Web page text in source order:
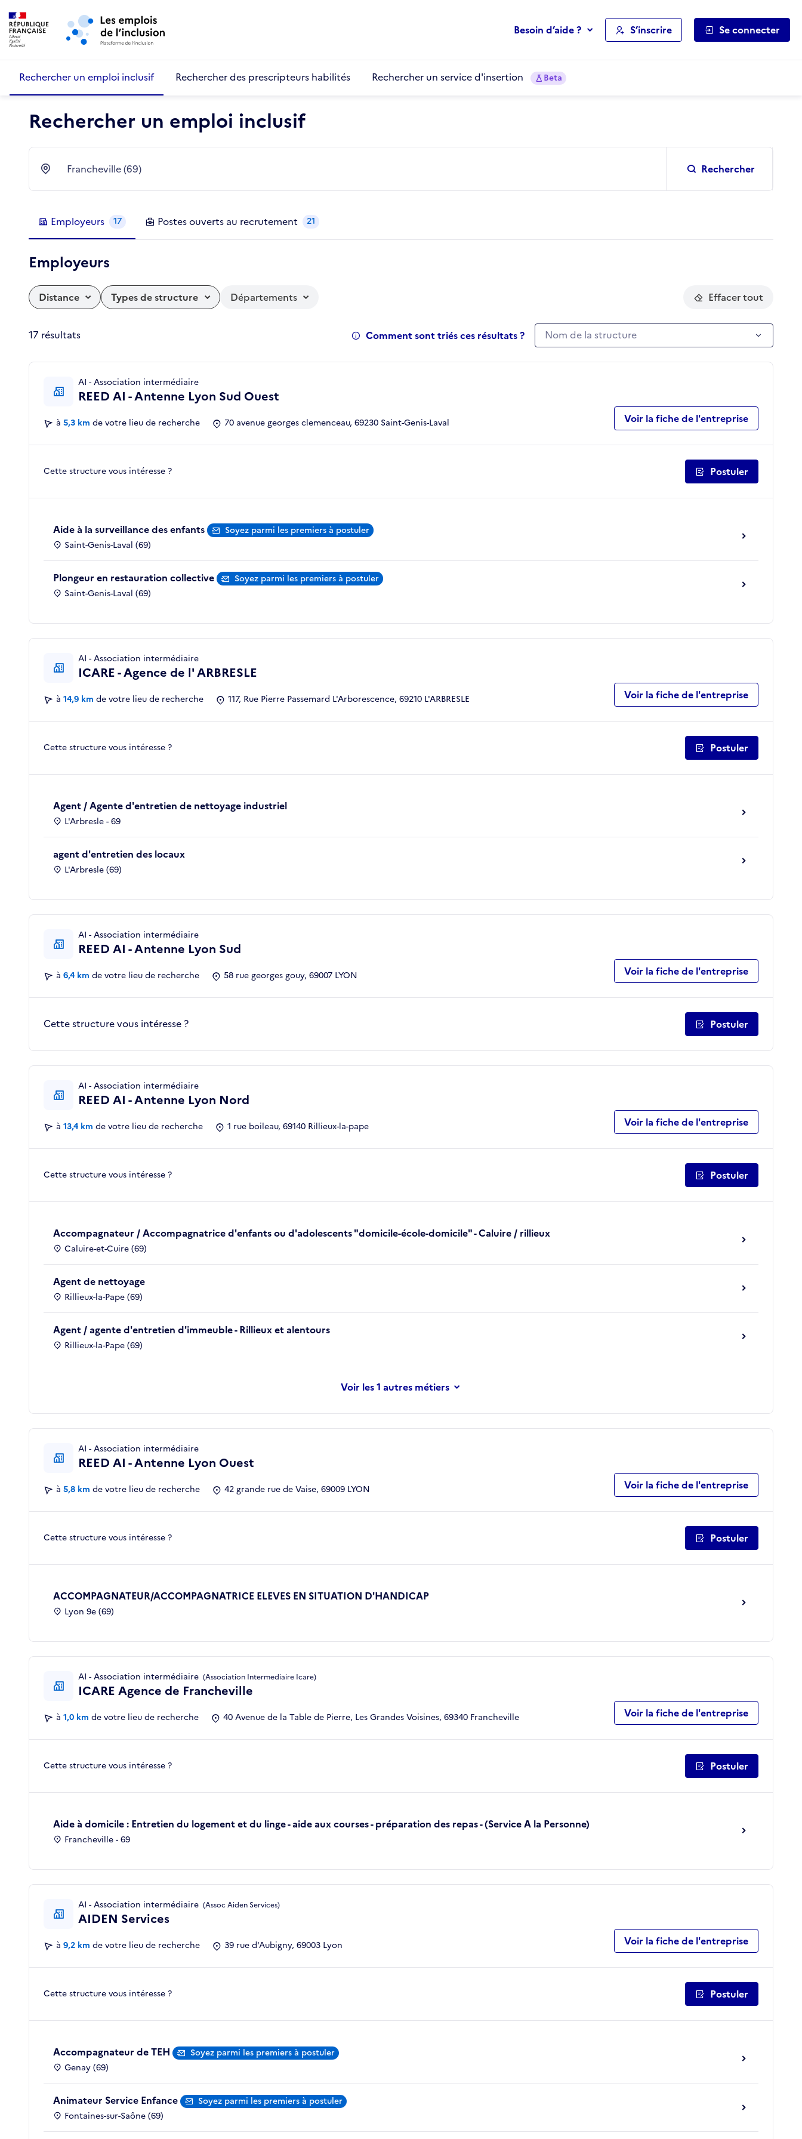
Aller au menu principal
Besoin d’aide ? S’inscrire Se connecter
Rechercher un emploi inclusif Rechercher des prescripteurs habilités Rechercher un service d'insertion Beta
Rechercher un emploi inclusif
Ville Francheville (69) Rechercher
Employeurs 17 Postesouverts au recrutement 21
Employeurs
Distance Types de structure Départements Effacer tout
17 résultats Comment sont triés ces résultats ? Nom de la structure
Nom de la structure
AI - Association intermédiaire
REED AI - Antenne Lyon Sud Ouest
à 5,3 km de votre lieu de recherche 70 avenue georges clemenceau, 69230 Saint-Genis-Laval Voir la fiche de l'entreprise
Cette structure vous intéresse ? Postuler
Aide à la surveillance des enfants
Soyez parmi les premiers à postuler
Saint-Genis-Laval (69)
Plongeur en restauration collective
Soyez parmi les premiers à postuler
Saint-Genis-Laval (69)
AI - Association intermédiaire
ICARE - Agence de l' ARBRESLE
à 14,9 km de votre lieu de recherche 117, Rue Pierre Passemard L'Arborescence, 69210 L'ARBRESLE Voir la fiche de l'entreprise
Cette structure vous intéresse ? Postuler
Agent / Agente d'entretien de nettoyage industriel
L'Arbresle - 69
agent d'entretien des locaux
L'Arbresle (69)
AI - Association intermédiaire
REED AI - Antenne Lyon Sud
à 6,4 km de votre lieu de recherche 58 rue georges gouy, 69007 LYON Voir la fiche de l'entreprise
Cette structure vous intéresse ? Postuler
AI - Association intermédiaire
REED AI - Antenne Lyon Nord
à 13,4 km de votre lieu de recherche 1 rue boileau, 69140 Rillieux-la-pape Voir la fiche de l'entreprise
Cette structure vous intéresse ? Postuler
Accompagnateur / Accompagnatrice d'enfants ou d'adolescents "domicile-école-domicile" - Caluire / rillieux
Caluire-et-Cuire (69)
Agent de nettoyage
Rillieux-la-Pape (69)
Agent / agente d'entretien d'immeuble - Rillieux et alentours
Rillieux-la-Pape (69)
les 1 autres métiers
AI - Association intermédiaire
REED AI - Antenne Lyon Ouest
à 5,8 km de votre lieu de recherche 42 grande rue de Vaise, 69009 LYON Voir la fiche de l'entreprise
Cette structure vous intéresse ? Postuler
ACCOMPAGNATEUR/ACCOMPAGNATRICE ELEVES EN SITUATION D'HANDICAP
Lyon 9e (69)
AI - Association intermédiaire (Association Intermediaire Icare)
ICARE Agence de Francheville
à 1,0 km de votre lieu de recherche 40 Avenue de la Table de Pierre, Les Grandes Voisines, 69340 Francheville Voir la fiche de l'entreprise
Cette structure vous intéresse ? Postuler
Aide à domicile : Entretien du logement et du linge - aide aux courses - préparation des repas - (Service A la Personne)
Francheville - 69
AI - Association intermédiaire (Assoc Aiden Services)
AIDEN Services
à 9,2 km de votre lieu de recherche 39 rue d'Aubigny, 69003 Lyon Voir la fiche de l'entreprise
Cette structure vous intéresse ? Postuler
Accompagnateur de TEH
Soyez parmi les premiers à postuler
Genay (69)
Animateur Service Enfance
Soyez parmi les premiers à postuler
Fontaines-sur-Saône (69)